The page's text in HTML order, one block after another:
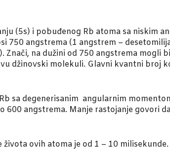
(5s) i pobuđenog Rb atoma sa niskim
750 angstrema (1 angstrem –
na dužini od 750 angstrema mogli
džinovski molekuli. Glavni kvantni broj
sa degenerisanim angularnim
angstrema. Manje rastojanje govori
ovih atoma je od 1 – 10 milisekunde.